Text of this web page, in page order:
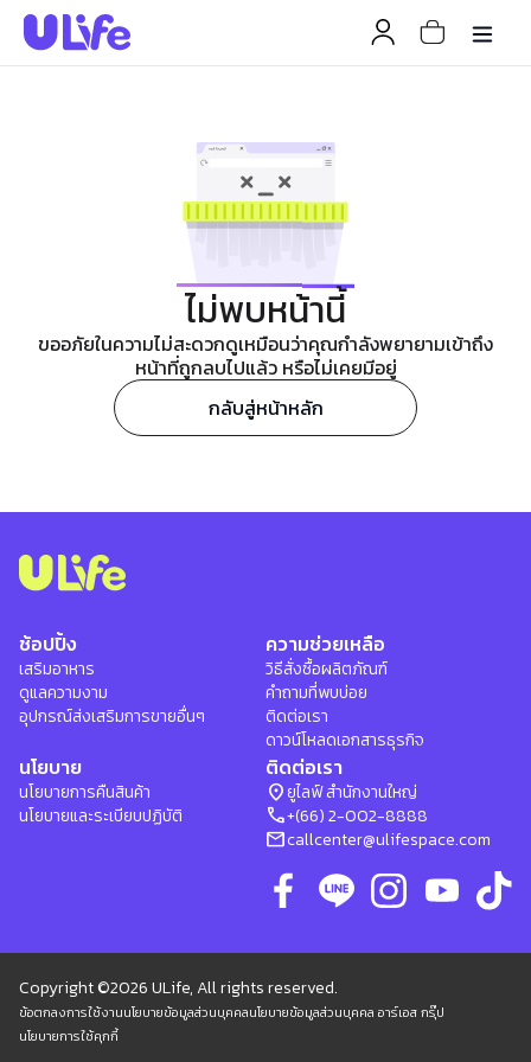
ไม่พบหน้านี้
ขออภัยในความไม่สะดวกดูเหมือนว่าคุณกำลังพยายามเข้าถึง
หน้าที่ถูกลบไปแล้ว หรือไม่เคยมีอยู่
กลับสู่หน้าหลัก
ช้อปปิ้ง
เสริมอาหาร
ดูแลความงาม
อุปกรณ์ส่งเสริมการขายอื่นๆ
ความช่วยเหลือ
วิธีสั่งซื้อผลิตภัณฑ์
คำถามที่พบบ่อย
ติดต่อเรา
ดาวน์โหลดเอกสารธุรกิจ
นโยบาย
นโยบายการคืนสินค้า
นโยบายและระเบียบปฏิบัติ
ติดต่อเรา
location_onยูไลฟ์ สำนักงานใหญ่
phone+(66) 2-002-8888
mailcallcenter@ulifespace.com
Copyright ©2026 ULife, All rights reserved.
ข้อตกลงการใช้งานนโยบายข้อมูลส่วนบุคคลนโยบายข้อมูลส่วนบุคคล อาร์เอส กรุ๊ป
นโยบายการใช้คุกกี้